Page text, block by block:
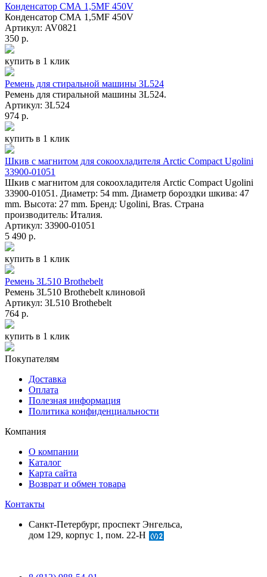
Конденсатор СМА 1,5MF 450V
Конденсатор СМА 1,5MF 450V
Артикул: AV0821
350 р.
купить в 1 клик
Ремень для стиральной машины 3L524
Ремень для стиральной машины 3L524.
Артикул: 3L524
974 р.
купить в 1 клик
Шкив с магнитом для сокоохладителя Arctic Compact Ugolini
33900-01051
Шкив с магнитом для сокоохладителя Arctic Compact Ugolini
33900-01051. Диаметр: 54 mm. Диаметр бороздки шкива: 47
mm. Высота: 27 mm. Бренд: Ugolini, Bras. Страна
производитель: Италия.
Артикул: 33900-01051
5 490 р.
купить в 1 клик
Ремень 3L510 Brothebelt
Ремень 3L510 Brothebelt клиновой
Артикул: 3L510 Brothebelt
764 р.
купить в 1 клик
Покупателям
Доставка
Оплата
Полезная информация
Политика конфиденциальности
Компания
О компании
Каталог
Карта сайта
Возврат и обмен товара
Контакты
Санкт-Петербург, проспект Энгельса,
дом 129, корпус 1, пом. 22-Н